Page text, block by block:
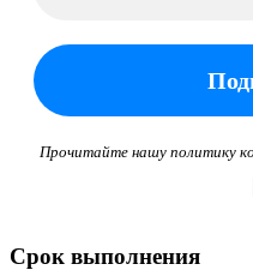
Прочитайте нашу политику
Срок выполнения